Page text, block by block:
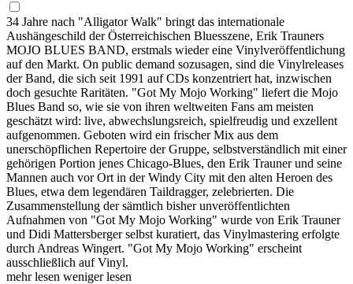
34 Jahre nach "Alligator Walk" bringt das internationale
Aushängeschild der Österreichischen Bluesszene, Erik Trauners
MOJO BLUES BAND, erstmals wieder eine Vinylveröffentlichung
auf den Markt. On public demand sozusagen, sind die Vinylreleases
der Band, die sich seit 1991 auf CDs konzentriert hat, inzwischen
doch gesuchte Raritäten. "Got My Mojo Working" liefert die Mojo
Blues Band so, wie sie von ihren weltweiten Fans am meisten
geschätzt wird: live, abwechslungsreich, spielfreudig und exzellent
aufgenommen. Geboten wird ein frischer Mix aus dem
unerschöpflichen Repertoire der Gruppe, selbstverständlich mit einer
gehörigen Portion jenes Chicago-Blues, den Erik Trauner und seine
Mannen auch vor Ort in der Windy City mit den alten Heroen des
Blues, etwa dem legendären Taildragger, zelebrierten. Die
Zusammenstellung der sämtlich bisher unveröffentlichten
Aufnahmen von "Got My Mojo Working" wurde von Erik Trauner
und Didi Mattersberger selbst kuratiert, das Vinylmastering erfolgte
durch Andreas Wingert. "Got My Mojo Working" erscheint
ausschließlich auf Vinyl.
mehr lesen weniger lesen